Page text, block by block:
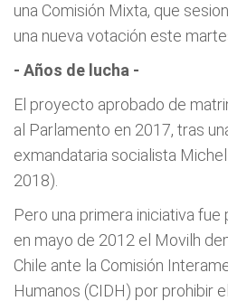
una Comisión Mixta, que
una nueva votación este
- Años de lucha -
El proyecto aprobado de
al Parlamento en 2017, tras
exmandataria socialista
2018).
Pero una primera iniciativa
en mayo de 2012 el Movilh
Chile ante la Comisión
Humanos (CIDH) por prohibir